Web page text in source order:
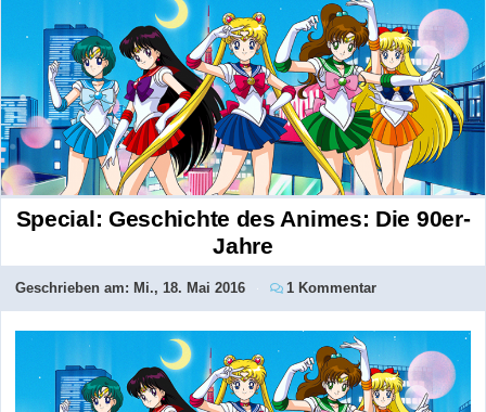
Special: Geschichte des Animes: Die 90er-
Jahre
Geschrieben am: Mi., 18. Mai 2016 1 Kommentar